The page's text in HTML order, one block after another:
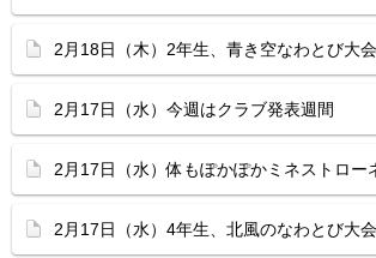
2月18日（木）2年生、青き空なわとび大会
2月17日（水）今週はクラブ発表週間
2月17日（水）体もぽかぽかミネストロー
2月17日（水）4年生、北風のなわとび大会